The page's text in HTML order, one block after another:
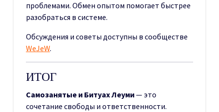
проблемами. Обмен опытом помогает быстрее
разобраться в системе.
Обсуждения и советы доступны в сообществе
WeJeW.
ИТОГ
Самозанятые и Битуах Леуми— это
сочетание свободы и ответственности.